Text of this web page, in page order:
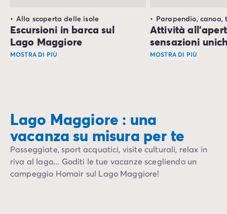
Alla scoperta delle isole
Escursioni in barca sul
Lago Maggiore
MOSTRA DI PIÙ
Parapendio, canoa,
Attività
sensazioni
MOSTRA DI PIÙ
Lago Maggiore : una
vacanza su misura per te
Passeggiate, sport acquatici, visite culturali, relax in
riva al lago... Goditi le tue vacanze scegliendo un
campeggio Homair sul Lago Maggiore!